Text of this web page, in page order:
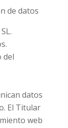
de datos
del
datos
El Titular
web